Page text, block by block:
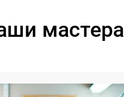
мастера